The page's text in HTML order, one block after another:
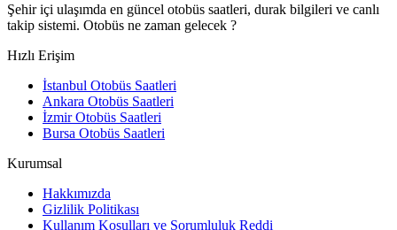
Şehir içi ulaşımda en güncel otobüs saatleri, durak bilgileri ve canlı
takip sistemi. Otobüs ne zaman gelecek ?
Hızlı Erişim
İstanbul Otobüs Saatleri
Ankara Otobüs Saatleri
İzmir Otobüs Saatleri
Bursa Otobüs Saatleri
Kurumsal
Hakkımızda
Gizlilik Politikası
Kullanım Koşulları ve Sorumluluk Reddi